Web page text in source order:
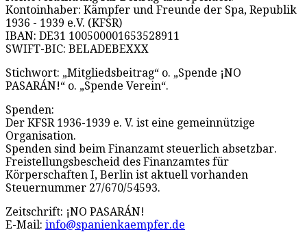
Kontoinhaber: Kämpfer und Freunde der Spa, Republik
1936 - 1939 e.V. (KFSR)
IBAN: DE31 100500001653528911
SWIFT-BIC: BELADEBEXXX
Stichwort: „Mitgliedsbeitrag“ o. „Spende ¡NO
PASARÁN!“ o. „Spende Verein“.
Spenden:
Der KFSR 1936-1939 e. V. ist eine gemeinnützige
Organisation.
Spenden sind beim Finanzamt steuerlich absetzbar.
Freistellungsbescheid des Finanzamtes für
Körperschaften I, Berlin ist aktuell vorhanden
Steuernummer 27/670/54593.
Zeitschrift: ¡NO PASARÁN!
E-Mail: info@spanienkaempfer.de